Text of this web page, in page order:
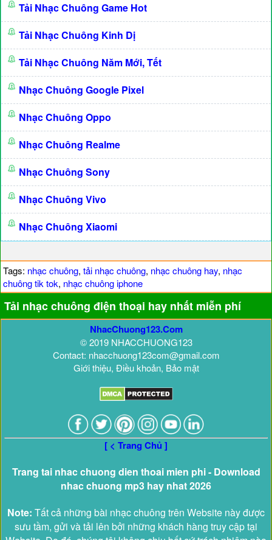
Tải Nhạc Chuông Game Hot
Tải Nhạc Chuông Kinh Dị
Tải Nhạc Chuông Năm Mới, Tết
Nhạc Chuông Google Pixel
Nhạc Chuông Oppo
Nhạc Chuông Realme
Nhạc Chuông Sony
Nhạc Chuông Vivo
Nhạc Chuông Xiaomi
Tags: nhạc chuông, tải nhạc chuông, nhạc chuông hay, nhạc
chuông tik tok, nhạc chuông iphone
Tải nhạc chuông điện thoại hay nhất miễn phí
NhacChuong123.Com
© 2019 NHACCHUONG123
Contact: nhacchuong123com@gmail.com
Giới thiệu, Điều khoản, Bảo mật
[ < Trang Chủ ]
Trang tai nhac chuong dien thoai mien phi - Download
nhac chuong mp3 hay nhat 2026
Note: Tất cả những bài nhạc chuông trên Website này được
sưu tầm, gửi và tải lên bởi những khách hàng truy cập tại